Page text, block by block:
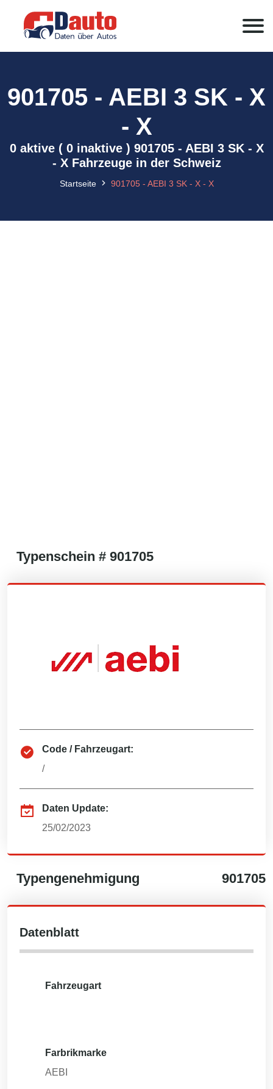
901705 - AEBI 3 SK - X
- X
0 aktive ( 0 inaktive ) 901705 - AEBI 3 SK - X
- X Fahrzeuge in der Schweiz
Startseite 901705 - AEBI 3 SK - X - X
Typenschein # 901705
Code / Fahrzeugart:
/
Daten Update:
25/02/2023
Typengenehmigung 901705
Datenblatt
Fahrzeugart
Farbrikmarke
AEBI